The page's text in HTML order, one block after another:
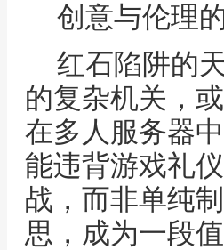
创意与伦理
红石陷阱的
的复杂机关，
在多人服务器
能违背游戏礼
战，而非单纯
思，成为一段